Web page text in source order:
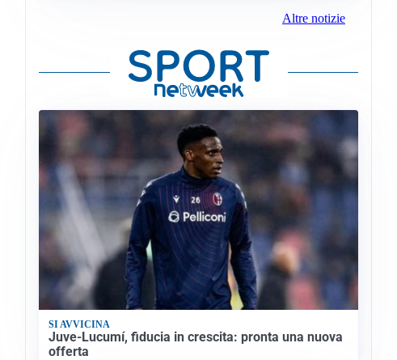
Altre notizie
SI AVVICINA
Juve-Lucumí, fiducia in crescita: pronta una nuova
offerta